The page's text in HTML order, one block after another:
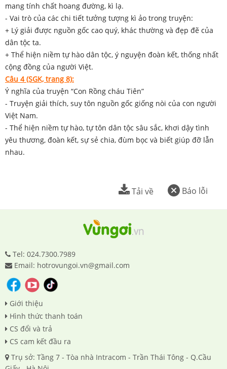
mang tính chất hoang đường, kì lạ.
- Vai trò của các chi tiết tưởng tượng kì ảo trong truyện:
+ Lý giải được nguồn gốc cao quý, khác thường và đẹp đẽ của
dân tộc ta.
+ Thể hiện niềm tự hào dân tộc, ý nguyện đoàn kết, thống nhất
cộng đồng của người Việt.
Câu 4 (SGK, trang 8):
Ý nghĩa của truyện “Con Rồng cháu Tiên”
- Truyện giải thích, suy tôn nguồn gốc giống nòi của con người
Việt Nam.
- Thể hiện niềm tự hào, tự tôn dân tộc sâu sắc, khơi dậy tình
yêu thương, đoàn kết, sự sẻ chia, đùm bọc và biết giúp đỡ lẫn
nhau.
Báo lỗi
Tải về
Tel: 024.7300.7989
Email: hotrovungoi.vn@gmail.com
Giới thiệu
Hình thức thanh toán
CS đổi và trả
CS cam kết đầu ra
Trụ sở: Tầng 7 - Tòa nhà Intracom - Trần Thái Tông - Q.Cầu